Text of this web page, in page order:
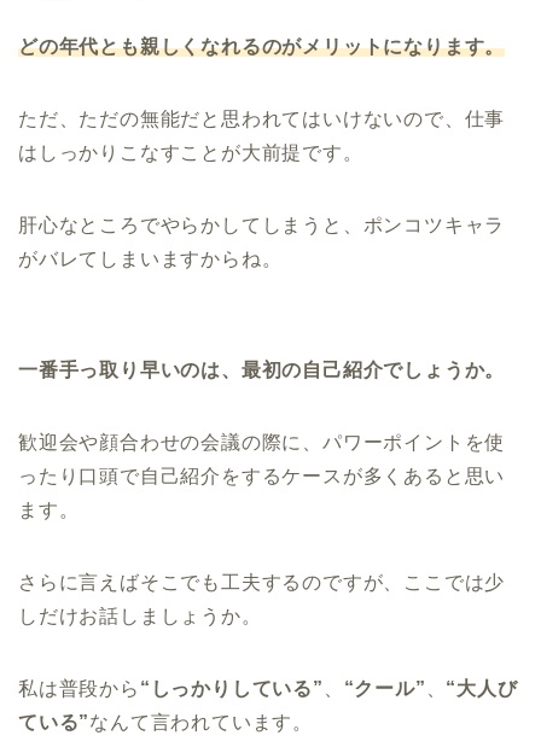
どの年代とも親しくなれるのがメリットになります。
ただ、ただの無能だと思われてはいけないので、仕事
はしっかりこなすことが大前提です。
肝心なところでやらかしてしまうと、ポンコツキャラ
がバレてしまいますからね。
一番手っ取り早いのは、最初の自己紹介でしょうか。
歓迎会や顔合わせの会議の際に、パワーポイントを使
ったり口頭で自己紹介をするケースが多くあると思い
ます。
さらに言えばそこでも工夫するのですが、ここでは少
しだけお話しましょうか。
私は普段から “しっかりしている” “クール”
“大人び
ている”なんて言われています。